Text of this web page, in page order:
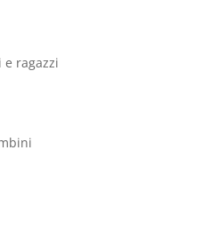
ragazzi